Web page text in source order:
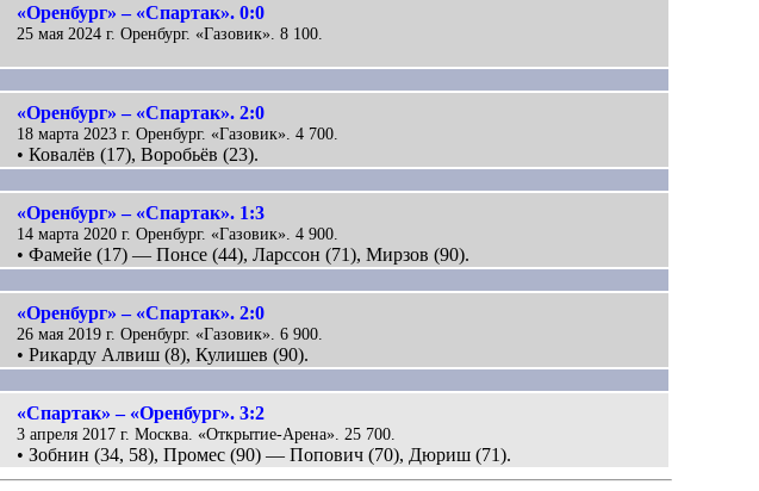
«Оренбург» – «Спартак». 0:0
25 мая 2024 г. Оренбург. «Газовик». 8 100.
«Оренбург» – «Спартак». 2:0
18 марта 2023 г. Оренбург. «Газовик». 4 700.
• Ковалёв (17), Воробьёв (23).
«Оренбург» – «Спартак». 1:3
14 марта 2020 г. Оренбург. «Газовик». 4 900.
• Фамейе (17) — Понсе (44), Ларссон (71), Мирзов (90).
«Оренбург» – «Спартак». 2:0
26 мая 2019 г. Оренбург. «Газовик». 6 900.
• Рикарду Алвиш (8), Кулишев (90).
«Спартак» – «Оренбург». 3:2
3 апреля 2017 г. Москва. «Открытие-Арена». 25 700.
• Зобнин (34, 58), Промес (90) — Попович (70), Дюриш (71).